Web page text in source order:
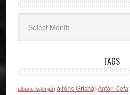
TAGS
albano kolonjari alfons Grishaj Anton Cefa